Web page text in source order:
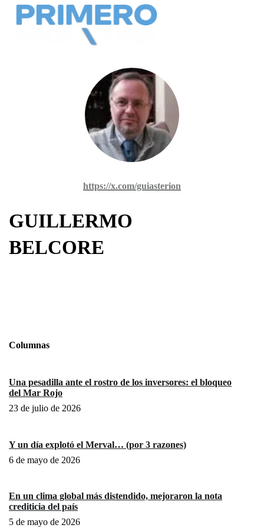
https://x.com/guiasterion
GUILLERMO
BELCORE
Columnas
Una pesadilla ante el rostro de los inversores: el bloqueo
del Mar Rojo
23 de julio de 2026
Y un día explotó el Merval… (por 3 razones)
6 de mayo de 2026
En un clima global más distendido, mejoraron la nota
crediticia del país
5 de mayo de 2026